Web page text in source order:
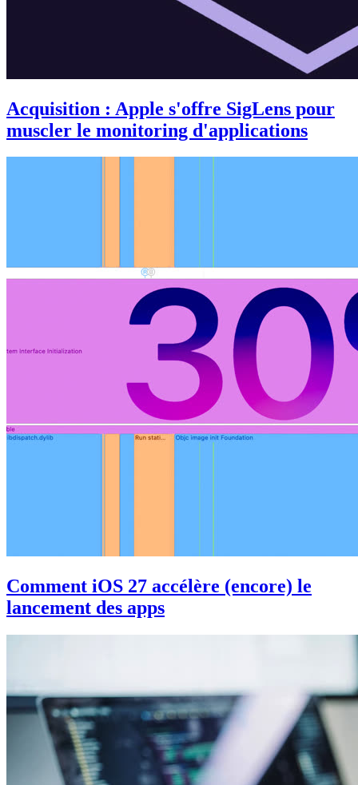
Acquisition : Apple s'offre SigLens pour
muscler le monitoring d'applications
Comment iOS 27 accélère (encore) le
lancement des apps